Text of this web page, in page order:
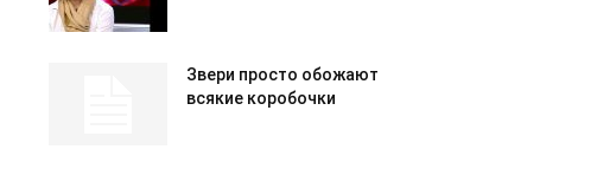
Звери просто обожают
всякие коробочки